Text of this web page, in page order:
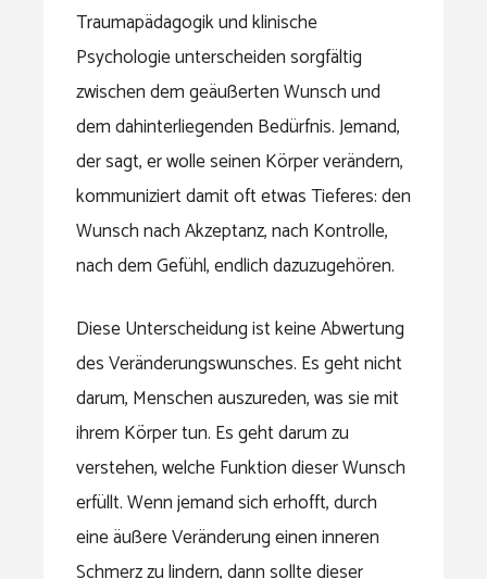
Traumapädagogik und klinische
Psychologie unterscheiden sorgfältig
zwischen dem geäußerten Wunsch und
dem dahinterliegenden Bedürfnis. Jemand,
der sagt, er wolle seinen Körper verändern,
kommuniziert damit oft etwas Tieferes: den
Wunsch nach Akzeptanz, nach Kontrolle,
nach dem Gefühl, endlich dazuzugehören.
Diese Unterscheidung ist keine Abwertung
des Veränderungswunsches. Es geht nicht
darum, Menschen auszureden, was sie mit
ihrem Körper tun. Es geht darum zu
verstehen, welche Funktion dieser Wunsch
erfüllt. Wenn jemand sich erhofft, durch
eine äußere Veränderung einen inneren
Schmerz zu lindern, dann sollte dieser